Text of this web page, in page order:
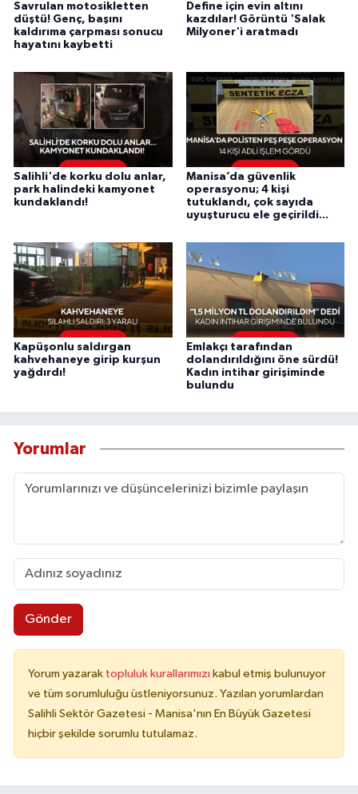
Savrulan motosikletten
düştü! Genç, başını
kaldırıma çarpması sonucu
hayatını kaybetti
Define için evin altını
kazdılar! Görüntü 'Salak
Milyoner'i aratmadı
Salihli'de korku dolu anlar,
park halindeki kamyonet
kundaklandı!
Manisa’da güvenlik
operasyonu; 4 kişi
tutuklandı, çok sayıda
uyuşturucu ele geçirildi...
Kapüşonlu saldırgan
kahvehaneye girip kurşun
yağdırdı!
Emlakçı tarafından
dolandırıldığını öne sürdü!
Kadın intihar girişiminde
bulundu
Yorumlar
Gönder
Yorum yazarak topluluk kurallarımızı kabul etmiş bulunuyor
ve tüm sorumluluğu üstleniyorsunuz. Yazılan yorumlardan
Salihli Sektör Gazetesi - Manisa'nın En Büyük Gazetesi
hiçbir şekilde sorumlu tutulamaz.